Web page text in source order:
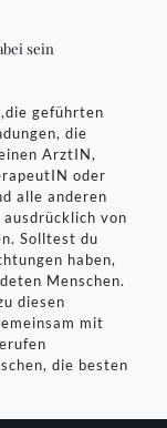
sein
geführten
die
ArztIN,
oder
alle anderen
von
Solltest du
haben,
Menschen.
diesen
mit
die besten